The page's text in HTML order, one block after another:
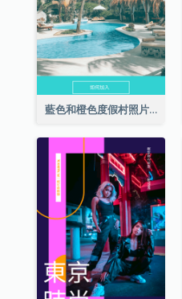
藍色和橙色度假村照片酒店Instagram限時動態